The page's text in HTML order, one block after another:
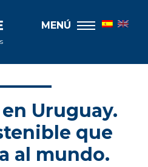
MENÚ
Uruguay.
que
al mundo.